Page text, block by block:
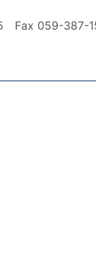
Fax 059-387-